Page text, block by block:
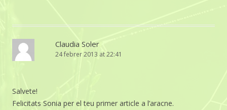
Claudia Soler
24 febrer 2013 at 22:41
Salvete!
Felicitats Sonia per el teu primer article a l’aracne.